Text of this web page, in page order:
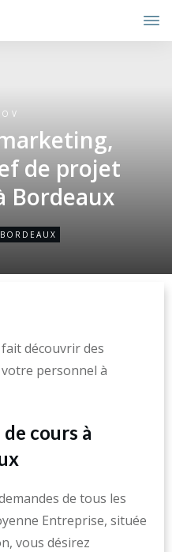
de projet
Bordeaux
découvrir des
personnel à
cours à
de tous les
Entreprise, située
vous désirez